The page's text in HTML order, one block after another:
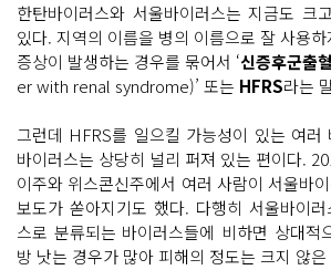
한탄바이러스와 서울바이러스는 지금도 크
있다. 지역의 이름을 병의 이름으로 잘 사용
증상이 발생하는 경우를 묶어서 ‘신증후군출
er with renal syndrome)’ 또는 HFRS라는
그런데 HFRS를 일으킬 가능성이 있는 여러
바이러스는 상당히 널리 퍼져 있는 편이다.
이주와 위스콘신주에서 여러 사람이 서울바
보도가 쏟아지기도 했다. 다행히 서울바이
스로 분류되는 바이러스들에 비하면 상대적
방 낫는 경우가 많아 피해의 정도는 크지 않은